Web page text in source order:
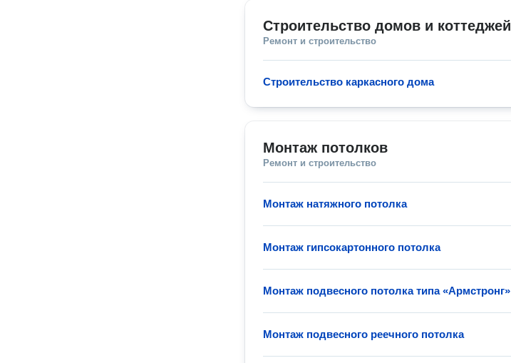
Строительство домов и коттеджей
Ремонт и строительство
Строительство каркасного дома
Монтаж потолков
Ремонт и строительство
Монтаж натяжного потолка
Монтаж гипсокартонного потолка
Монтаж подвесного потолка типа «Армстронг»
Монтаж подвесного реечного потолка